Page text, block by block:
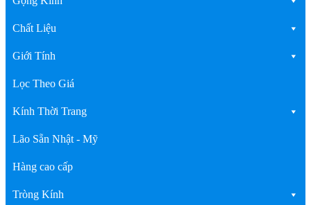
Chất Liệu
Giới Tính
Lọc Theo Giá
Kính Thời Trang
Lão Sẵn Nhật - Mỹ
Hàng cao cấp
Tròng Kính